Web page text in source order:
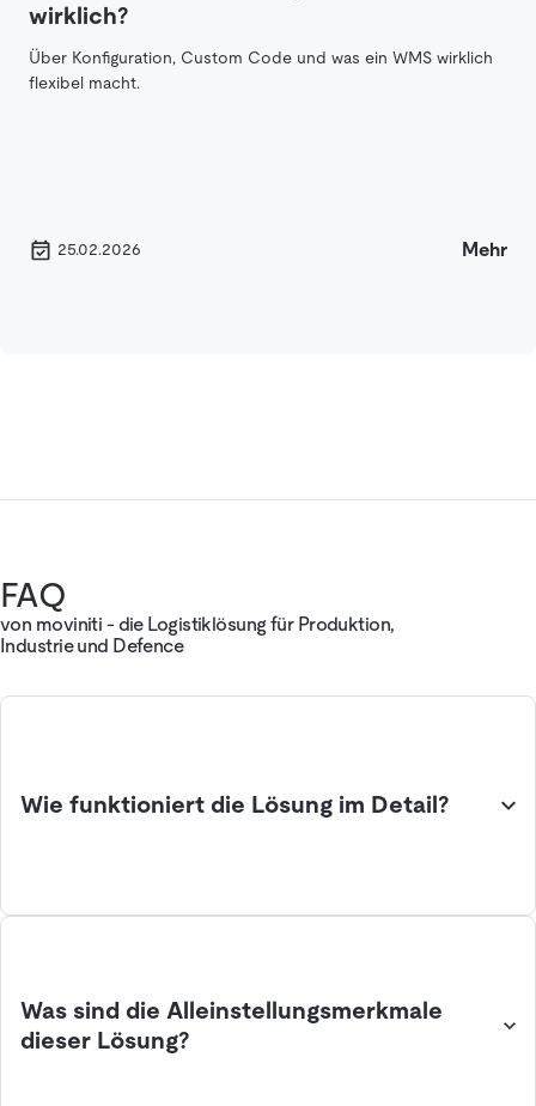
wirklich?
Über Konfiguration, Custom Code und was ein WMS wirklich
flexibel macht.
25.02.2026 Mehr
FAQ
von moviniti - die Logistiklösung für Produktion,
Industrie und Defence
Wie funktioniert die Lösung im Detail?
Was sind die Alleinstellungsmerkmale
dieser Lösung?